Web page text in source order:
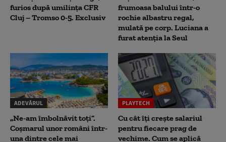
furios după umilința CFR
Cluj – Tromso 0-5. Exclusiv
frumoasa balului într-o
rochie albastru regal,
mulată pe corp. Luciana a
furat atenția la Seul
ADEVĂRUL
„Ne-am îmbolnăvit toți”.
Coșmarul unor români într-
una dintre cele mai
PLAYTECH
Cu cât îți crește salariul
pentru fiecare prag de
vechime. Cum se aplică